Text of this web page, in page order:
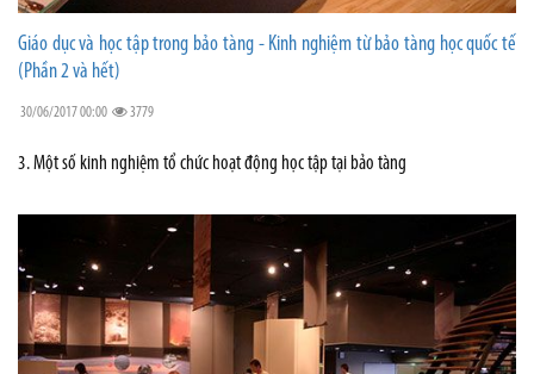
Giáo dục và học tập trong bảo tàng - Kinh nghiệm từ bảo tàng học quốc tế
(Phần 2 và hết)
30/06/2017 00:00 3779
3. Một số kinh nghiệm tổ chức hoạt động học tập tại bảo tàng